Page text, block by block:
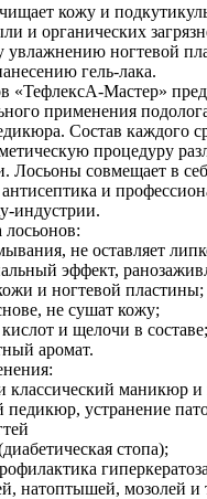
кожу и
и органических
увлажнению ногтевой
гель-лака.
«ТефлексА-Мастер»
применения
Состав каждого
процедуру
Лосьоны совмещает в
и
индустрии.
не оставляет
эффект,
и ногтевой пластины;
не сушат кожу;
и щелочи в составе;
аромат.
классический маникюр
педикюр, устранение
стопа);
натоптышей, мозолей и